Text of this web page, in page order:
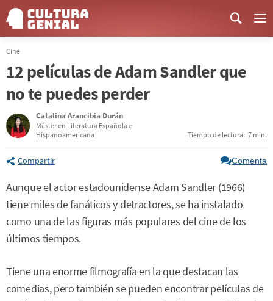
Cine
12 películas de Adam Sandler que
no te puedes perder
Catalina Arancibia Durán
Máster en Literatura Española e
Hispanoamericana
Tiempo de lectura: 7 min.
Compartir Comenta
Aunque el actor estadounidense Adam Sandler (1966)
tiene miles de fanáticos y detractores, se ha instalado
como una de las figuras más populares del cine de los
últimos tiempos.
Tiene una enorme filmografía en la que destacan las
comedias, pero también se pueden encontrar películas de